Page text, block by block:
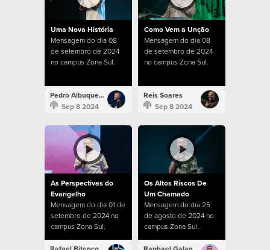
Uma Nova História
Mensagem do dia 08
de setembro de 2024
no campus Zona Sul.
Pedro Albuquerque
Sep 8 2024
Como Vem a Unção
Mensagem do dia 08
de setembro de 2024
no campus Zona Sul.
Reis Soares
Sep 8 2024
As Perspectivas do
Evangelho
Mensagem do dia 01 de
setembro de 2024 no
campus Zona Sul.
Os Altos Riscos De
Um Chamado
Mensagem do dia 25
de agosto de 2024 no
campus Zona Sul.